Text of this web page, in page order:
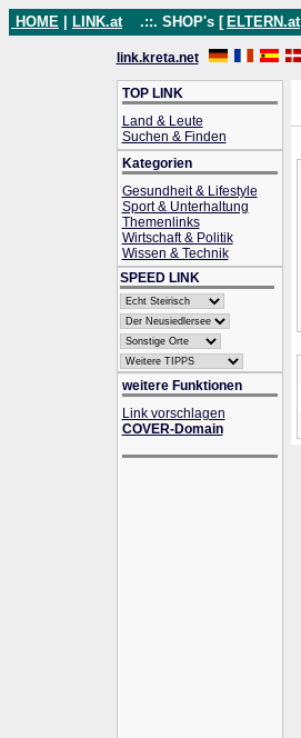
HOME LINK.at .::. SHOP's [ ELTERN.at
link.kreta.net
TOP LINK
Land & Leute
Suchen & Finden
Kategorien
Gesundheit & Lifestyle
Sport & Unterhaltung
Themenlinks
Wirtschaft & Politik
Wissen & Technik
SPEED LINK
weitere Funktionen
Link vorschlagen
COVER-Domain